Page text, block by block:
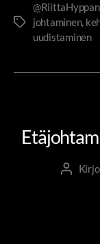
johtaminen,
uudistaminen